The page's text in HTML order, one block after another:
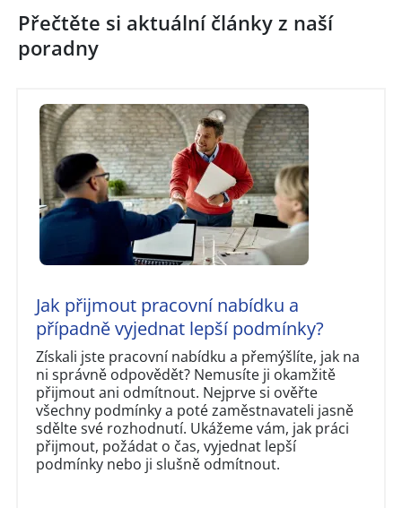
Přečtěte si aktuální články z naší
poradny
Jak přijmout pracovní nabídku a
případně vyjednat lepší podmínky?
Získali jste pracovní nabídku a přemýšlíte, jak na
ni správně odpovědět? Nemusíte ji okamžitě
přijmout ani odmítnout. Nejprve si ověřte
všechny podmínky a poté zaměstnavateli jasně
sdělte své rozhodnutí. Ukážeme vám, jak práci
přijmout, požádat o čas, vyjednat lepší
podmínky nebo ji slušně odmítnout.